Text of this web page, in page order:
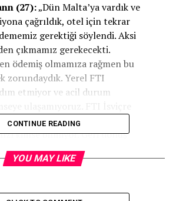
(27):„Dün Malta’ya vardık ve
çağrıldık, otel için tekrar
gerektiği söylendi. Aksi
çıkmamız gerekecekti.
ödemiş olmamıza rağmen bu
zorundaydık. Yerel FTI
etmiyor ve acil durum
için paramızı geri alıp
kimse bilmiyor. Geri dönüş
olmadığını da bilmiyoruz. Her
güneşin tadını
CONTINUE READING
YOU MAY LIKE